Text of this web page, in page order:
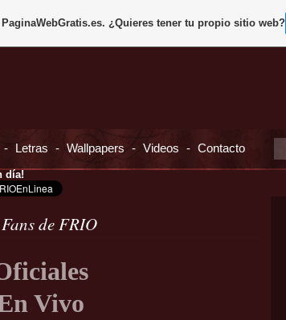
- Letras - Wallpapers - Videos - Contacto
día!
de FRIO
Vivo
PaginaWebGratis.es. ¿Quieres tener tu propio sitio web?